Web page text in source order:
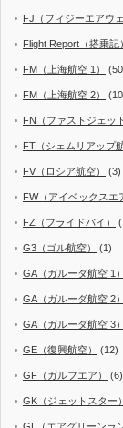
FJ（フィジーエアウェ
Flight Report（搭乗記）
FM（上海航空 1）
FM（上海航空 2）
FN（ファストジェッ
FT（シェムリアップ航
FV（ロシア航空） (3)
FW（アイベックスエ
FZ（フライドバイ）
G3（ゴル航空） (1)
GA（ガルーダ航空 1）
GA（ガルーダ航空 2）
GA（ガルーダ航空 3）
GE（復興航空） (12)
GF（ガルフエア） (6)
GK（ジェットスター）